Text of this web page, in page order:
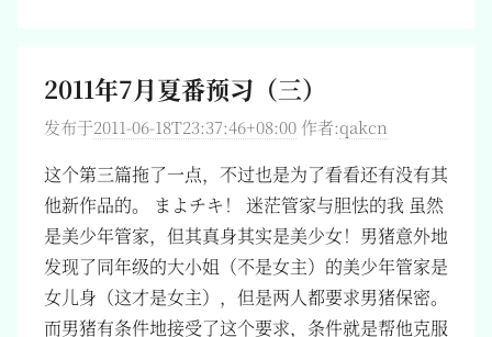
2011年7月夏番预习（三）
发布于2011-06-18T23:37:46+08:00 作者:qakcn
这个第三篇拖了一点，不过也是为了看看还有没有其
他新作品的。 まよチキ！ 迷茫管家与胆怯的我 虽然
是美少年管家，但其真身其实是美少女！男猪意外地
发现了同年级的大小姐（不是女主）的美少年管家是
女儿身（这才是女主），但是两人都要求男猪保密。
而男猪有条件地接受了这个要求，条件就是帮他克服